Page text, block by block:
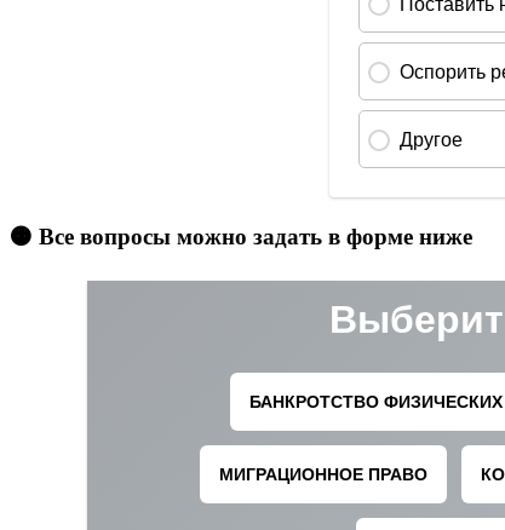
🟠 Все вопросы можно задать в форме ниже